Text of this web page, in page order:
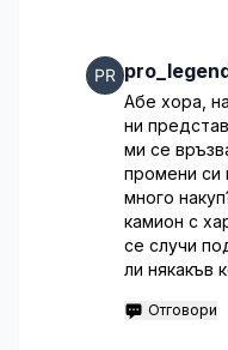
Абе хора,
ни
ми се
промени си
много
камион с
се случи
ли някакъв
Отговори